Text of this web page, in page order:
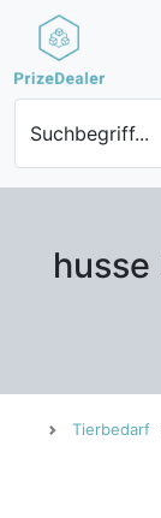
Suchbegriff...
husse
Tierbedarf